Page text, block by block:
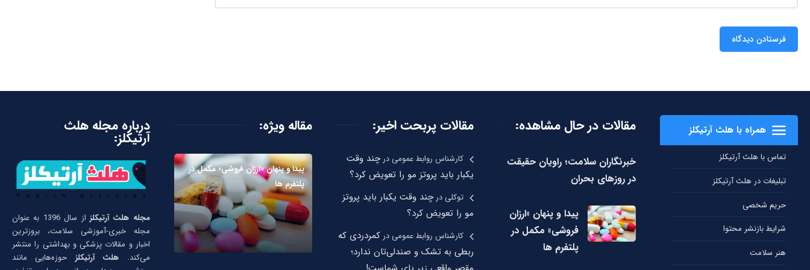
همراه با هلث آرتیکلز
تماس با هلث آرتیکلز
تبلیغات در هلث آرتیکلز
حریم شخصی
شرایط بازنشر محتوا
هنر سلامت
مقالات در حال مشاهده:
خبرنگاران سلامت؛ راویان حقیقت
در روزهای بحران
پیدا و پنهان «ارزان
فروشی» مکمل در
پلتفرم ها
مقالات پربحت اخیر:
کارشناس روابط عمومیدرچند وقت
یکبار باید پروتز مو را تعویض کرد؟
توکلیدرچند وقت یکبار باید پروتز
مو را تعویض کرد؟
کارشناس روابط عمومیدر کمردردی که
ربطی به تشک و صندلی‌تان ندارد؛
مقاله ویژه:
پیدا و پنهان «ارزان فروشی» مکمل در
پلتفرم ها
درباره مجله هلث
آرتیکلز:
مجله هلث آرتیکلز
از سال 1396 به عنوان
مجله خبری-آموزشی سلامت، بروزترین
اخبار و مقالات پزشکی و بهداشتی را منتشر
می‌کند. هلث آرتیکلز حوزه‌هایی مانند